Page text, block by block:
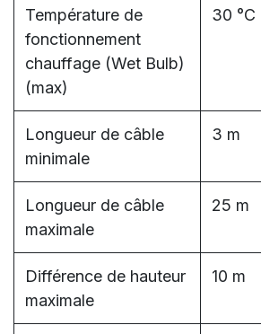
Température de
fonctionnement
chauffage (Wet Bulb)
(max)
30 °C
Longueur de câble
minimale
3 m
Longueur de câble
maximale
25 m
Différence de hauteur
maximale
10 m